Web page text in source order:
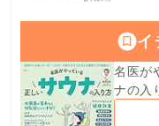
イ
名医が
ナの入